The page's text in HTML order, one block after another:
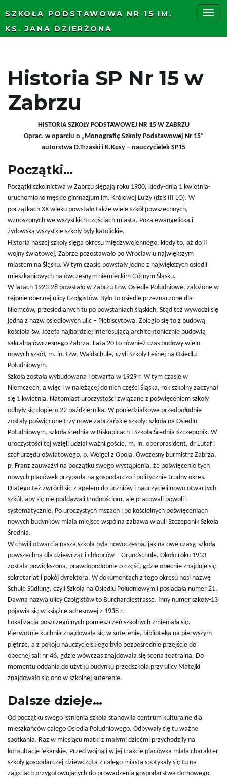
c
g
a
c
SZKOŁA PODSTAWOWA NR 15 IM.
KS. JANA DZIERŻONA
Historia SP Nr 15 w
Zabrzu
HISTORIA SZKOŁY PODSTAWOWEJ NR 15 W ZABRZU
Oprac. w oparciu o „Monografię Szkoły Podstawowej Nr 15”
autorstwa D.Trzaski i K.Kęsy – nauczycielek SP15
Początki…
Początki szkolnictwa w Zabrzu sięgają roku 1900, kiedy-dnia 1 kwietnia-
uruchomiono męskie gimnazjum im. Królowej Luizy (dziś III LO). W
początkach XX wieku powstało także wiele szkół powszechnych,
wznoszonych we wszystkich częściach miasta. Poza ewangelicką i
żydowską wszystkie szkoły były katolickie.
Historia naszej szkoły sięga okresu międzywojennego, kiedy to, aż do II
wojny światowej, Zabrze pozostawało po Wrocławiu największym
miastem na Śląsku. W tym czasie powstały jedne z największych osiedli
mieszkaniowych na ówczesnym niemieckim Górnym Śląsku.
W latach 1923-28 powstało w Zabrzu tzw. Osiedle Południowe, założone w
rejonie obecnej ulicy Czołgistów. Było to osiedle przeznaczone dla
Niemców, przesiedlanych tu po powstaniach śląskich. Stąd też wywodzi się
jedna z nazw osiedlowych ulic – Plebiscytowa. Zbiegło się to z budową
kościoła św. Józefa najbardziej interesującą architektonicznie budowlą
sakralną ówczesnego Zabrza. Lata 20 to również czas budowy wielu
nowych szkół, m. in. tzw. Waldschule, czyli Szkoły Leśnej na Osiedlu
Południowym.
Szkoła została wybudowana i otwarta w 1929 r. W tym czasie w
Niemczech, a więc i w należącej do nich części Śląska, rok szkolny zaczynał
się 1 kwietnia. Natomiast uroczystości związane z poświęceniem szkoły
odbyły się dopiero 22 października. W poniedziałkowe przedpołudnie
zostały poświęcone trzy nowe zabrzańskie szkoły: szkoła na Osiedlu
Południowym, szkoła średnia w Biskupicach i Szkoła Średnia Szczeponik. W
uroczystości tej wzięli udział ważni goście, m. in. oberprasident, dr Lutaf i
szef urzędu oświatowego, p. Weigel z Opola. Ówczesny burmistrz Zabrza,
p. Franz zauważył na początku swego wystąpienia, że poświęcenie tych
nowych placówek przypada na gospodarczo i politycznie trudny okres.
Dlatego też zwrócił się z apelem do uczniów i nauczycieli nowo otwartych
szkół, aby się nie poddawali trudnościom, ale pracowali powoli i
systematycznie. Po uroczystych mszach i po kościelnych poświęceniach
nowych budynków miała miejsce wspólna zabawa w auli Szczeponik Szkoła
Średnia.
W chwili otwarcia nasza szkoła była nowoczesną, jak na owe czasy, szkołą
powszechną dla dziewcząt i chłopców – Grundschule. Około roku 1933
została powiększona, prawdopodobnie o część, gdzie obecnie znajduje się
sekretariat i pokój dyrektora. W dokumentach z tego okresu nosi nazwę
Schule Südlung, czyli Szkoła na Osiedlu Południowym i posiadała numer 21.
Dawna nazwa ulicy Czołgistów to Burchardiestrasse. Inny numer szkoły-13
pojawia się w książce adresowej z 1938 r.
Lokalizacja poszczególnych pomieszczeń szkolnych zmieniała się.
Pierwotnie kuchnia znajdowała się w suterenie, biblioteka na pierwszym
piętrze, a z pokoju nauczycielskiego było bezpośrednie przejście do
obecnej sali nr 46, gdzie wówczas znajdowała się scena teatralna. Do
momentu oddania do użytku budynku przedszkola przy ulicy Matejki
znajdowało się ono w szkolnej suterenie.
Dalsze dzieje…
Od początku swego istnienia szkoła stanowiła centrum kulturalne dla
mieszkańców całego Osiedla Południowego. Odbywały się tu ważne
spotkania. Raz w miesiącu matki z małymi dziećmi przychodziły na
konsultacje lekarskie. Przed wojną i w jej trakcie placówka miała charakter
szkoły gospodarczej-dziewczęta z całego miasta spotykały się tu na
zajęciach przygotowujących do prowadzenia gospodarstwa domowego.